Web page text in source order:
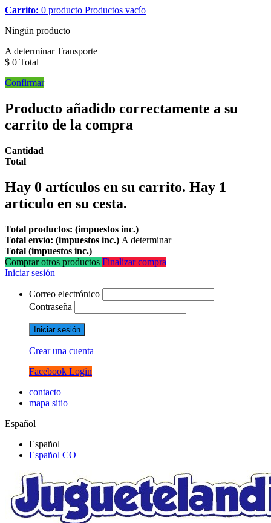
Carrito: 0 producto Productos vacío
Ningún producto
A determinarTransporte
$ 0 Total
Confirmar
Producto añadido correctamente a su
carrito de la compra
Cantidad
Total
Hay 0 artículos en su carrito. Hay 1
artículo en su cesta.
Total productos: (impuestos inc.)
Total envío: (impuestos inc.) A determinar
Total (impuestos inc.)
Comprar otros productos Finalizar compra
Iniciar sesión
Correo electrónico
Contraseña
Iniciar sesión
Crear una cuenta
Facebook Login
contacto
mapa sitio
Español
Español
Español CO